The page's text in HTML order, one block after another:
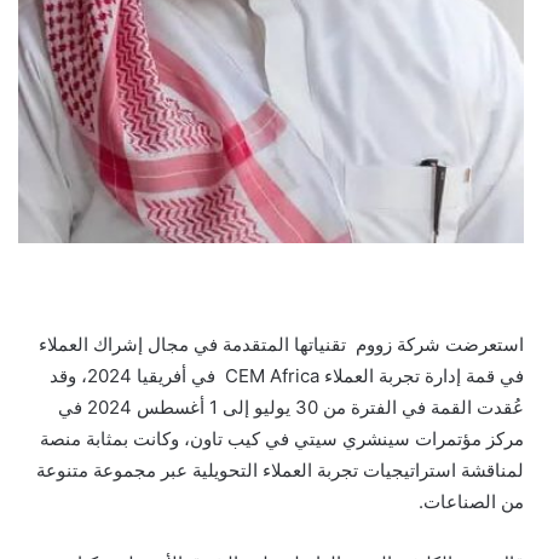
استعرضت شركة زووم تقنياتها المتقدمة في مجال إشراك العملاء
في قمة إدارة تجربة العملاء CEM Africa في أفريقيا 2024، وقد
عُقدت القمة في الفترة من 30 يوليو إلى 1 أغسطس 2024 في
مركز مؤتمرات سينشري سيتي في كيب تاون، وكانت بمثابة منصة
لمناقشة استراتيجيات تجربة العملاء التحويلية عبر مجموعة متنوعة
من الصناعات.